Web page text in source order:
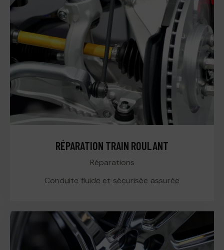
RÉPARATION TRAIN ROULANT
Réparations
Conduite fluide et sécurisée assurée